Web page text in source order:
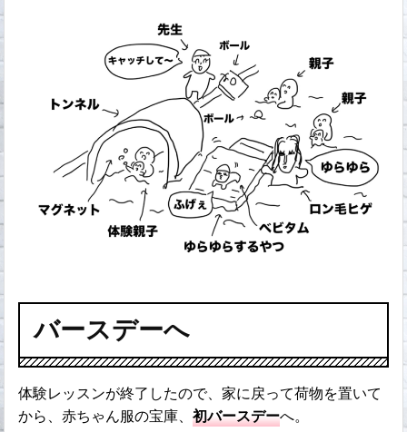
バースデーへ
体験レッスンが終了したので、家に戻って荷物を置いて
から、赤ちゃん服の宝庫、初バースデーへ。